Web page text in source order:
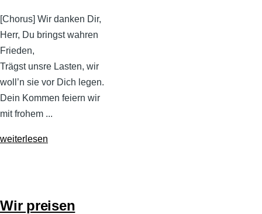
[Chorus] Wir danken Dir,
Herr, Du bringst wahren
Frieden,
Trägst unsre Lasten, wir
woll’n sie vor Dich legen.
Dein Kommen feiern wir
mit frohem ...
weiterlesen
Wir preisen